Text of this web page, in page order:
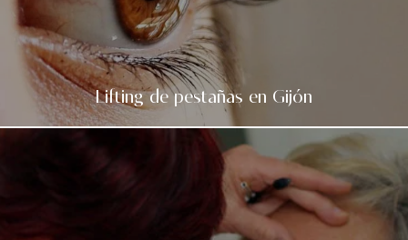
Lifting de pestañas en Gijón